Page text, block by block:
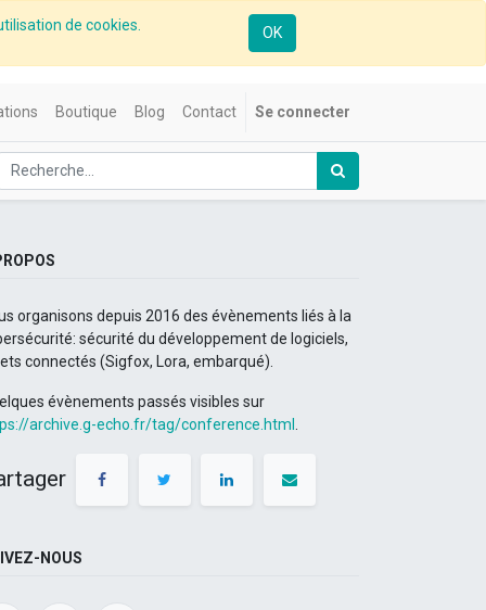
de cookies. OK
Boutique Blog Contact Se connecter
organisons depuis 2016 des évènements liés à la
sécurité du développement de logiciels,
connectés (Sigfox, Lora, embarqué).
évènements passés visibles sur
archive.g-echo.fr/tag/conference.html
NOUS